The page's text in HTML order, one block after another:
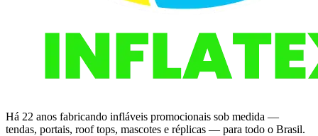
Há 22 anos fabricando infláveis promocionais sob medida —
tendas, portais, roof tops, mascotes e réplicas — para todo o Brasil.